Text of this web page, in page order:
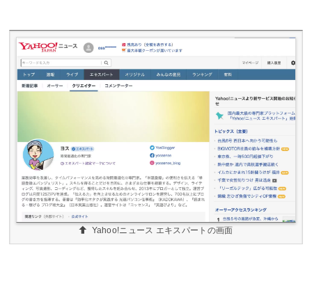
Yahoo!ニュース エキスパートの画面